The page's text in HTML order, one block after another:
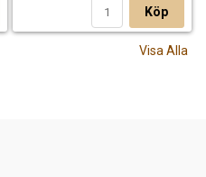
Köp
Visa Alla